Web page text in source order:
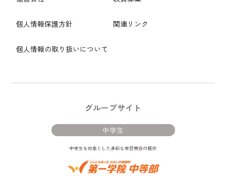
個人情報保護方針
個人情報の取り扱いについて
関連リンク
グループサイト
中学生